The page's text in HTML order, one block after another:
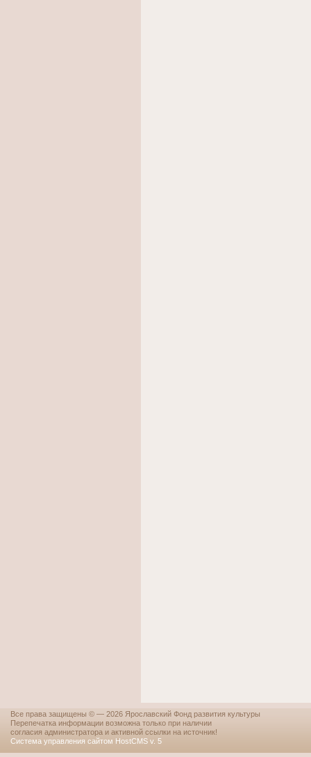
Все права защищены © — 2026 Ярославский Фонд развития культуры
Перепечатка информации возможна только при наличии
согласия администратора и активной ссылки на источник!
Система управления сайтом HostCMS v. 5